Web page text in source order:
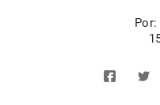
Por: